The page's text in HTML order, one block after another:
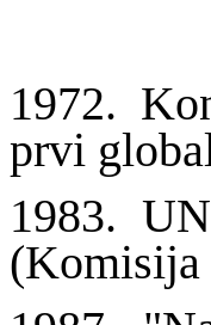
1972.
prvi
1983.
(Komisija